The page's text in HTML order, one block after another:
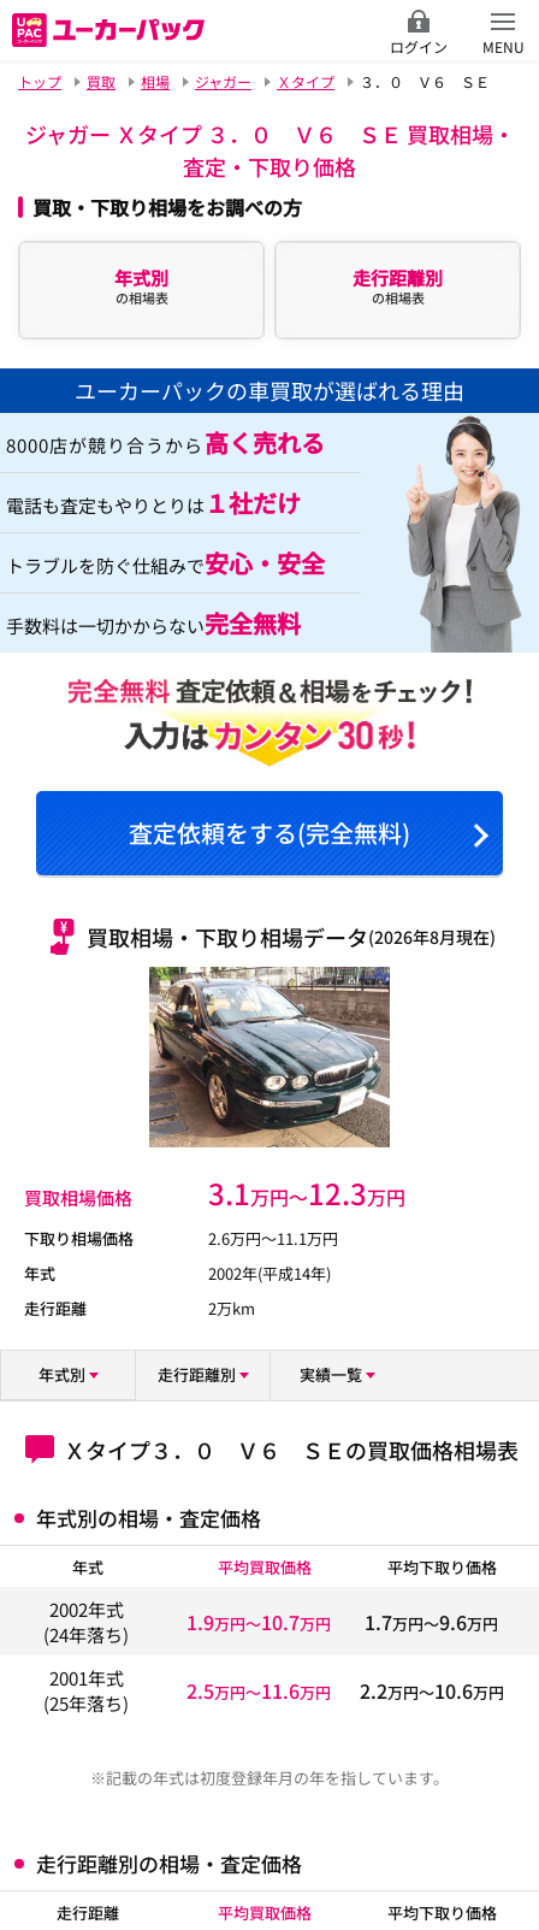
ログイン
MENU
トップ
買取 相場 ジャガー Ｘタイプ ３．０ Ｖ６ ＳＥ
ジャガー Ｘタイプ ３．０ Ｖ６ ＳＥ 買取相場・
査定・下取り価格
買取・下取り相場をお調べの方
年式別
の相場表
走行距離別
の相場表
ユーカーパックの車買取が選ばれる理由
8000店が競り合うから 高く売れる
電話も査定もやりとりは １社だけ
トラブルを防ぐ仕組みで安心・安全
手数料は一切かからない完全無料
査定依頼をする(完全無料)
買取相場・下取り相場データ(2026年8月現在)
買取相場価格 3.1万円〜12.3万円
下取り相場価格 2.6万円〜11.1万円
年式
2002年(平成14年)
走行距離
2万km
年式別 走行距離別 実績一覧
Ｘタイプ３．０ Ｖ６ ＳＥの買取価格相場表
年式別の相場・査定価格
年式 平均買取価格 平均下取り価格
2002年式
(24年落ち)
1.9万円〜10.7万円 1.7万円〜9.6万円
2001年式
(25年落ち)
2.5万円〜11.6万円 2.2万円〜10.6万円
※記載の年式は初度登録年月の年を指しています。
走行距離別の相場・査定価格
走行距離 平均買取価格 平均下取り価格